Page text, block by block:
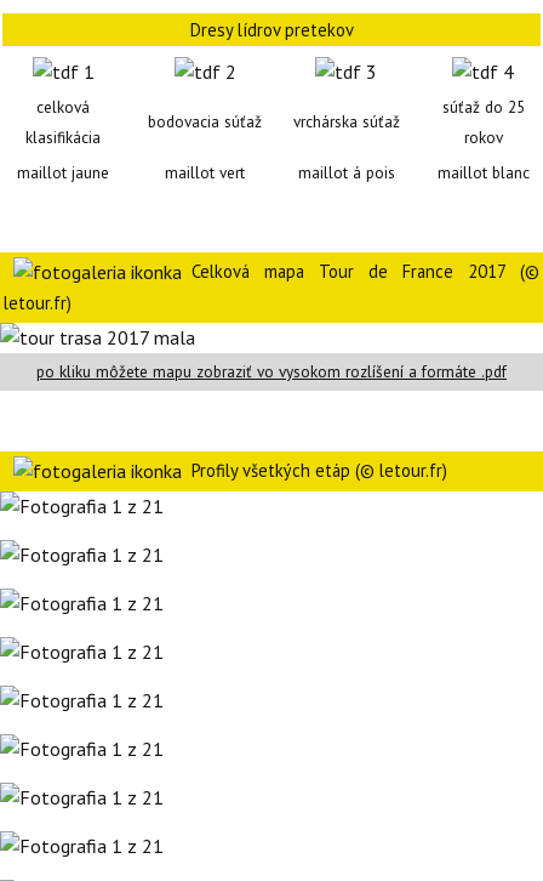
Dresy lídrov pretekov
celková
klasifikácia
bodovacia súťaž vrchárska súťaž
súťaž do 25
rokov
maillot jaune
maillot vert maillot á pois maillot blanc
Celková mapa Tour de France 2017 (©
letour.fr)
po kliku môžete mapu zobraziť vo vysokom rozlíšení a formáte .pdf
Profily všetkých etáp (© letour.fr)